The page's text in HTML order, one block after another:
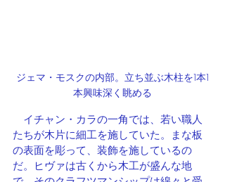
ジェマ・モスクの内部。立ち並ぶ木柱を1本1
本興味深く眺める
イチャン・カラの一角では、若い職人
たちが木片に細工を施していた。まな板
の表面を彫って、装飾を施しているの
だ。ヒヴァは古くから木工が盛んな地